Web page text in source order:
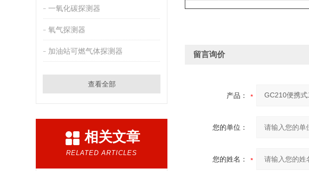
一氧化碳探测器
氧气探测器
加油站可燃气体探测器
查看全部
相关文章
RELATED ARTICLES
留言询价
产品：
您的单位：
您的姓名：